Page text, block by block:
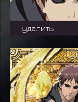
удалить